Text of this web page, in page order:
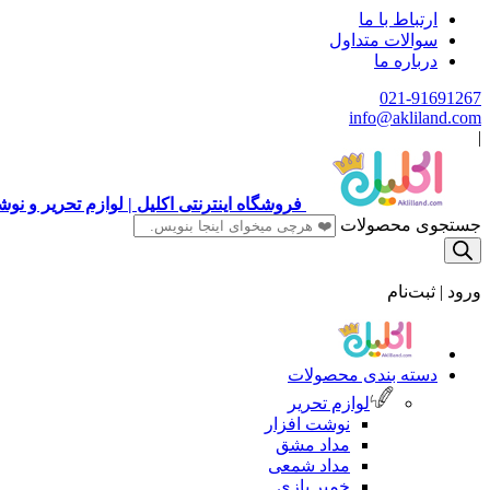
ارتباط با ما
سوالات متداول
درباره ما
021-91691267
info@akliland.com
|
فروشگاه اینترنتی اکلیل | لوازم تحریر و
جستجوی محصولات
ورود | ثبت‌نام
دسته بندی محصولات
لوازم تحریر
نوشت افزار
مداد مشق
مداد شمعی
خمیر بازی